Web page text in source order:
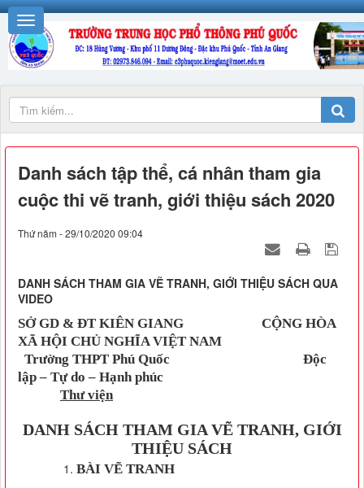
Danh sách tập thể, cá nhân tham gia
cuộc thi vẽ tranh, giới thiệu sách 2020
Thứ năm - 29/10/2020 09:04
DANH SÁCH THAM GIA VẼ TRANH, GIỚI THIỆU SÁCH QUA
VIDEO
SỞ GD & ĐT KIÊN GIANG CỘNG HÒA
XÃ HỘI CHỦ NGHĨA VIỆT NAM
Trường THPT Phú Quốc Độc
lập – Tự do – Hạnh phúc
Thư viện
DANH SÁCH THAM GIA VẼ TRANH, GIỚI
THIỆU SÁCH
BÀI VẼ TRANH